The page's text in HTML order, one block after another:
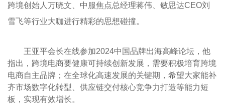
跨境创始人万晓文、中服焦点总经理蒋伟、敏思达CEO刘
雪飞等行业大咖进行精彩的思想碰撞。
王亚平会长在线参加2024中国品牌出海高峰论坛，他
指出，跨境电商要健康可持续创新发展，需要积极培育跨境
电商自主品牌；在全球化高速发展的关键期，希望大家能补
齐市场数字化转型、供应链交付核心竞争力打造等能力短
板，实现有效增长。